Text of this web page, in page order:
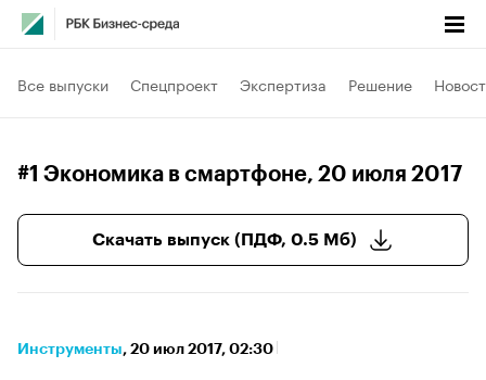
Все выпуски Спецпроект Экспертиза Решение
#1 Экономика в смартфоне, 20 июля 2017
Скачать выпуск (ПДФ, 0.5 Мб)
Инструменты⁠, 20 июл 2017, 02:30